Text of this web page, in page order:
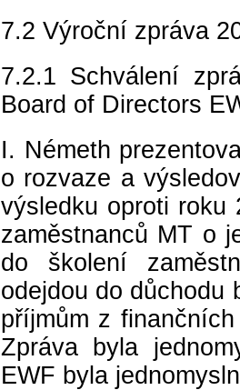
7.2 Výroční zpráva
7.2.1 Schválení
Board of Directors
I. Németh
o rozvaze a
výsledku oproti roku
zaměstnanců MT o
do školení
odejdou do důchodu
příjmům z
Zpráva byla
EWF byla